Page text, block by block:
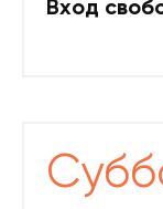
Вход